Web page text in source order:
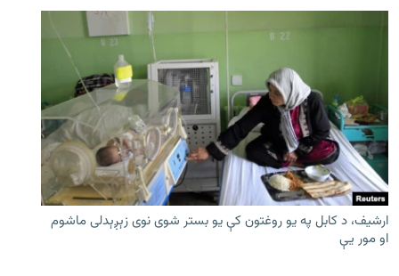
ارشیف، د کابل په یو روغتون کې یو بستر شوی نوی زېږېدلی ماشوم
او مور یې